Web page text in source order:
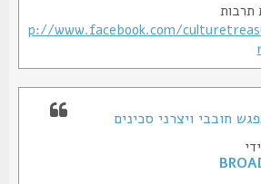
http://www.facebook.com/